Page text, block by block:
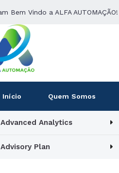
Bem Vindo a ALFA AUTOMAÇÃO!
Início Quem Somos
Advanced Analytics
Advisory Plan